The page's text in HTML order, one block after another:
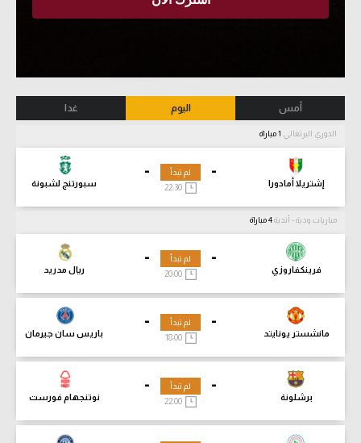
أمس اليوم غدا
الدوري البرتغالي
-
إشتريلا أمادورا
-
سبورتنج لشبونة
لم تبدأ
مباريات ودية - أندية
-
فرينكفاروزي
-
ريال مدريد
لم تبدأ
-
مانشستر يونايتد
-
باريس سان جيرمان
لم تبدأ
18:00
-
برشلونة
-
نوتنجهام فورست
لم تبدأ